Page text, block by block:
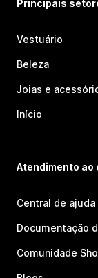
Principais
Vestuário
Beleza
Joias e
Início
Atendimento ao
Central de
Documentação
Comunidade